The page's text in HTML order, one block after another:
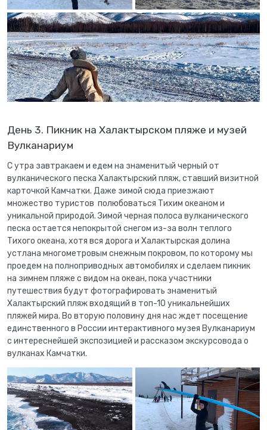
День 3. Пикник на Халактырском пляже и музей
Вулканариум
С утра завтракаем и едем на знаменитый черный от
вулканического песка Халактырский пляж, ставший визитной
карточкой Камчатки. Даже зимой сюда приезжают
множество туристов полюбоваться Тихим океаном и
уникальной природой. Зимой черная полоса вулканического
песка остается непокрытой снегом из-за волн теплого
Тихого океана, хотя вся дорога и Халактырская долина
устлана многометровым снежным покровом, по которому мы
проедем на полноприводных автомобилях и сделаем пикник
на зимнем пляже с видом на океан, пока участники
путешествия будут фотографировать знаменитый
Халактырский пляж входящий в топ-10 уникальнейших
пляжей мира. Во вторую половину дня нас ждет посещение
единственного в России интерактивного музея Вулканариум
с интереснейшей экспозицией и рассказом экскурсовода о
вулканах Камчатки.